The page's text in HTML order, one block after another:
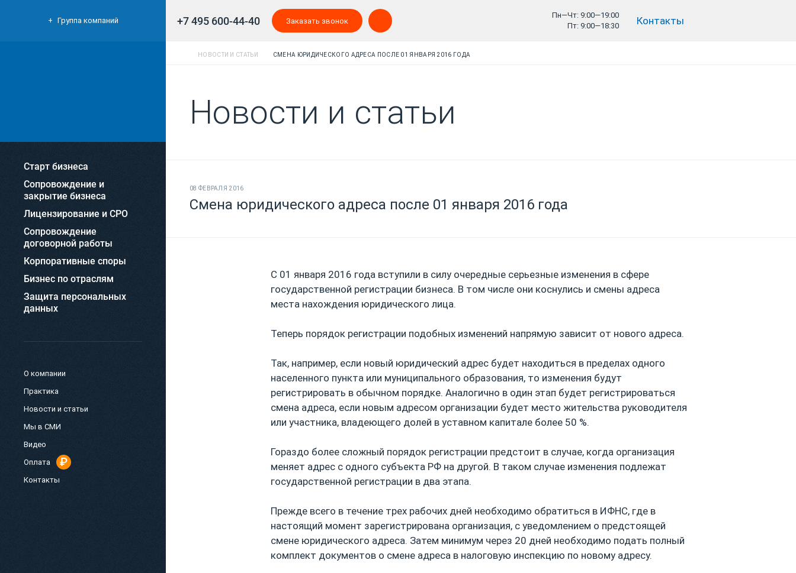
+7 495 600-44-40 Заказать звонок
Пн—Чт: 9:00—19:00
Пт: 9:00—18:30
Контакты
Группа компаний
Старт бизнеса
Сопровождение и
закрытие бизнеса
Лицензирование и СРО
Сопровождение
договорной работы
Корпоративные споры
Бизнес по отраслям
Защита персональных
данных
О компании
Практика
Новости и статьи
Мы в СМИ
Видео
Оплата
Контакты
НОВОСТИ И СТАТЬИ СМЕНА ЮРИДИЧЕСКОГО АДРЕСА ПОСЛЕ 01 ЯНВАРЯ 2016 ГОДА
Новости и статьи
08 ФЕВРАЛЯ 2016
Смена юридического адреса после 01 января 2016 года
С 01 января 2016 года вступили в силу очередные серьезные изменения в сфере
государственной регистрации бизнеса. В том числе они коснулись и смены адреса
места нахождения юридического лица.
Теперь порядок регистрации подобных изменений напрямую зависит от нового адреса.
Так, например, если новый юридический адрес будет находиться в пределах одного
населенного пункта или муниципального образования, то изменения будут
регистрировать в обычном порядке. Аналогично в один этап будет регистрироваться
смена адреса, если новым адресом организации будет место жительства руководителя
или участника, владеющего долей в уставном капитале более 50 %.
Гораздо более сложный порядок регистрации предстоит в случае, когда организация
меняет адрес с одного субъекта РФ на другой. В таком случае изменения подлежат
государственной регистрации в два этапа.
Прежде всего в течение трех рабочих дней необходимо обратиться в ИФНС, где в
настоящий момент зарегистрирована организация, с уведомлением о предстоящей
смене юридического адреса. Затем минимум через 20 дней необходимо подать полный
комплект документов о смене адреса в налоговую инспекцию по новому адресу.